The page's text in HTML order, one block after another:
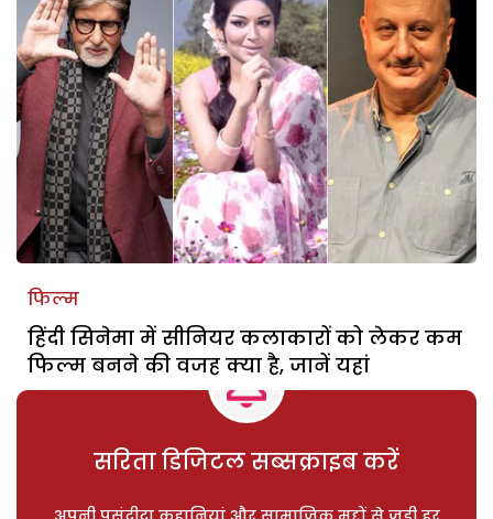
फिल्म
हिंदी सिनेमा में सीनियर कलाकारों को लेकर कम
फिल्म बनने की वजह क्या है, जानें यहां
सरिता डिजिटल सब्सक्राइब करें